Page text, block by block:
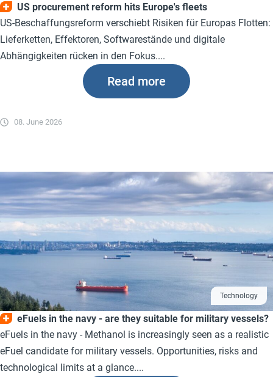
US procurement reform hits Europe's fleets
US-Beschaffungsreform verschiebt Risiken für Europas Flotten:
Lieferketten, Effektoren, Softwarestände und digitale
Abhängigkeiten rücken in den Fokus....
08. June 2026
Read more
Technology
eFuels in the navy - are they suitable for military vessels?
eFuels in the navy - Methanol is increasingly seen as a realistic
eFuel candidate for military vessels. Opportunities, risks and
technological limits at a glance....